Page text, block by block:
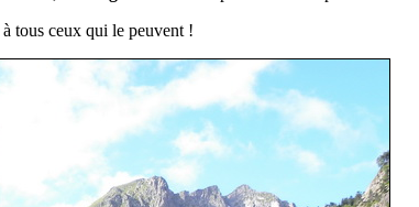
tous ceux qui le peuvent !